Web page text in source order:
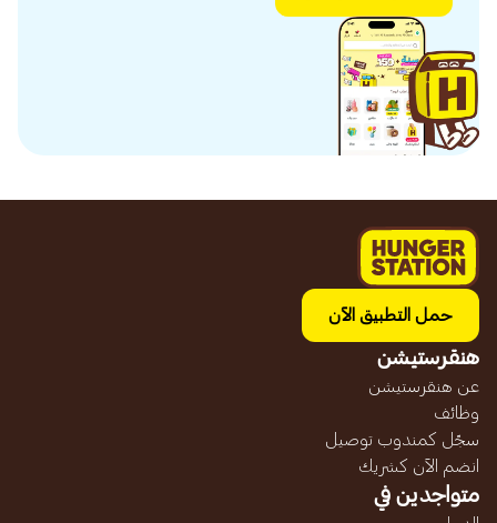
حمل التطبيق الآن
هنقرستيشن
عن هنقرستيشن
وظائف
سجّل كمندوب توصيل
انضم الآن كشريك
متواجدين في